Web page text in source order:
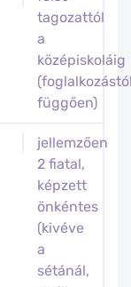
tagozattól
a
középiskoláig
függően)
jellemzően
2 fiatal,
képzett
önkéntes
(kivéve
a
sétánál,